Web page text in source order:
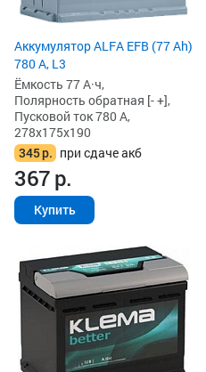
Аккумулятор ALFA EFB (77 Ah)
780 А, L3
Ёмкость 77 А·ч,
Полярность обратная [- +],
Пусковой ток 780 А,
278x175x190
345р. при сдаче акб
367р.
Купить